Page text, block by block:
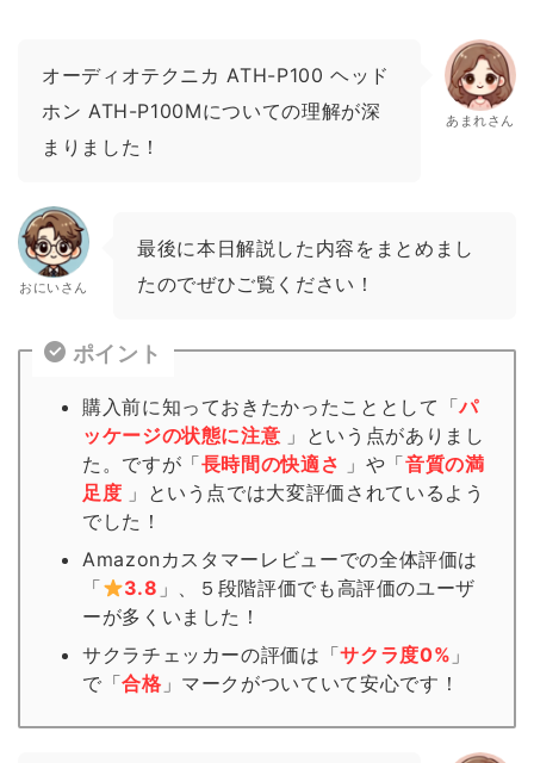
オーディオテクニカ ATH-P100 ヘッド
ホン ATH-P100Mについての理解が深
まりました！
あまれさん
おにいさん
最後に本日解説した内容をまとめまし
たのでぜひご覧ください！
ポイント
購入前に知っておきたかったこととして「パ
ッケージの状態に注意 」という点がありまし
た。ですが「長時間の快適さ 」や「音質の満
足度 」という点では大変評価されているよう
でした！
Amazonカスタマーレビューでの全体評価は
「
3.8 」、５段階評価でも高評価のユーザ
ーが多くいました！
サクラチェッカーの評価は「サクラ度0% 」
で「合格 」 マーク がついていて安心です！